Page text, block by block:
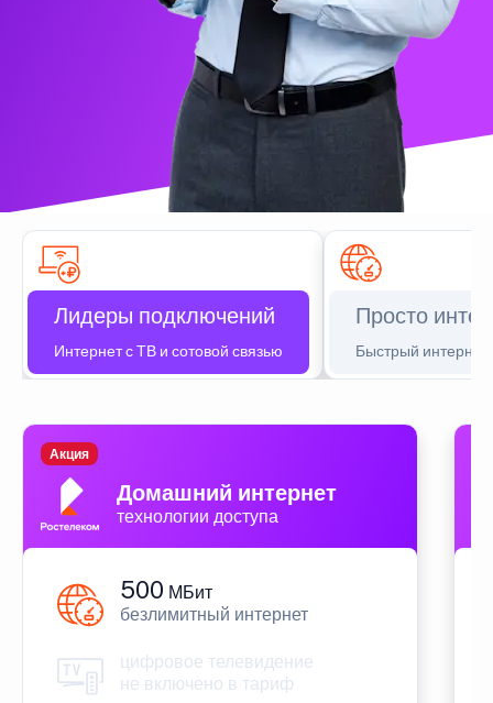
Лидеры подключений
Интернет с ТВ и сотовой связью
Просто
Быстрый интернет
Домашний интернет
технологии доступа
Акция
500 МБит
безлимитный интернет
цифровое телевидение
не включено в тариф